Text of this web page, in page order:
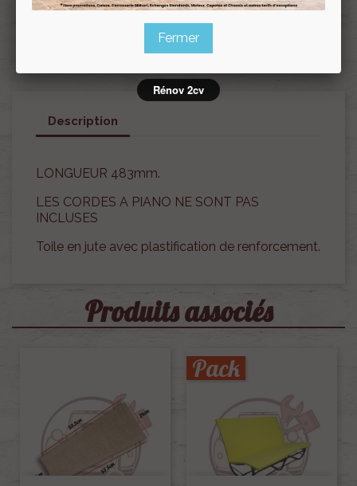
Description
LONGUEUR 483mm.
LES CORDES A PIANO NE SONT PAS
INCLUSES
Toile en jute avec plastification de renforcement.
Produits associés
Pack
Fermer
Rénov 2cv